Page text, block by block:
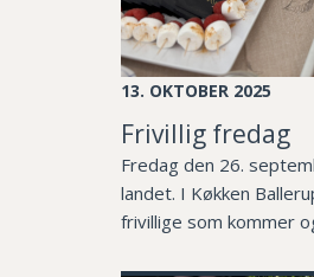
13. OKTOBER 2025
Frivillig fredag
Fredag den 26.
landet. I Køkken
frivillige som kommer